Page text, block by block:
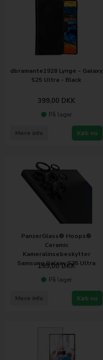
dbramante1928 Lynge - Galaxy
S25 Ultra - Black
399,00 DKK
På lager
Køb nu
Mere info
PanzerGlass® Hoops®
Ceramic
Kameralinsebeskytter
Samsung Galaxy S25 Ultra
199,00DKK
På lager
Køb nu
Mere info